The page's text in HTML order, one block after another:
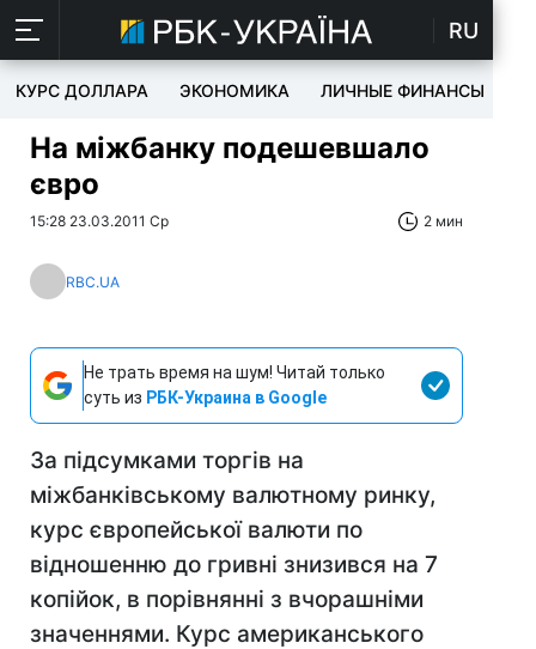
RU
КУРС ДОЛЛАРА ЭКОНОМИКА ЛИЧНЫЕ ФИНАНСЫ
На міжбанку подешевшало
євро
15:28 23.03.2011 Ср 2 мин
RBC.UA
Не трать время на шум! Читай только
суть из РБК-Украина в Google
За підсумками торгів на
міжбанківському валютному ринку,
курс європейської валюти по
відношенню до гривні знизився на 7
копійок, в порівнянні з вчорашніми
значеннями. Курс американського